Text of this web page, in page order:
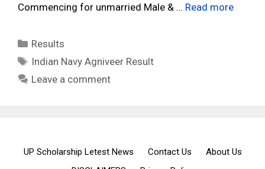
Commencing for unmarried Male & … Read more
Categories
Results
Tags
Indian Navy Agniveer Result
Leave a comment
UP Scholarship Letest News Contact Us
About Us